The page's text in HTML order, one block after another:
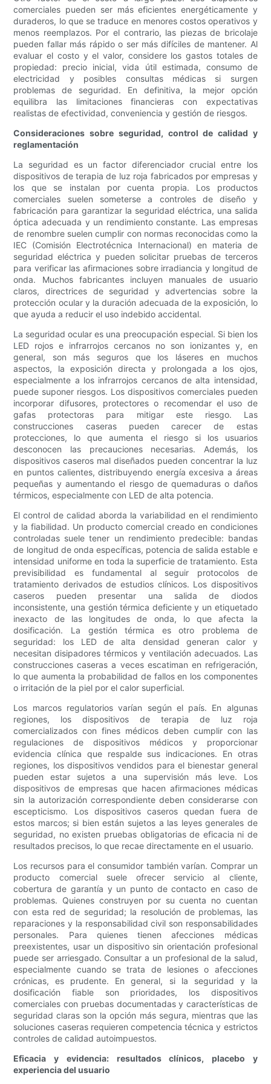
comerciales pueden ser más eficientes energéticamente y
duraderos, lo que se traduce en menores costos operativos y
menos reemplazos. Por el contrario, las piezas de bricolaje
pueden fallar más rápido o ser más difíciles de mantener. Al
evaluar el costo y el valor, considere los gastos totales de
propiedad: precio inicial, vida útil estimada, consumo de
electricidad y posibles consultas médicas si surgen
problemas de seguridad. En definitiva, la mejor opción
equilibra las limitaciones financieras con expectativas
realistas de efectividad, conveniencia y gestión de riesgos.
Consideraciones sobre seguridad, control de calidad y
reglamentación
La seguridad es un factor diferenciador crucial entre los
dispositivos de terapia de luz roja fabricados por empresas y
los que se instalan por cuenta propia. Los productos
comerciales suelen someterse a controles de diseño y
fabricación para garantizar la seguridad eléctrica, una salida
óptica adecuada y un rendimiento constante. Las empresas
de renombre suelen cumplir con normas reconocidas como la
IEC (Comisión Electrotécnica Internacional) en materia de
seguridad eléctrica y pueden solicitar pruebas de terceros
para verificar las afirmaciones sobre irradiancia y longitud de
onda. Muchos fabricantes incluyen manuales de usuario
claros, directrices de seguridad y advertencias sobre la
protección ocular y la duración adecuada de la exposición, lo
que ayuda a reducir el uso indebido accidental.
La seguridad ocular es una preocupación especial. Si bien los
LED rojos e infrarrojos cercanos no son ionizantes y, en
general, son más seguros que los láseres en muchos
aspectos, la exposición directa y prolongada a los ojos,
especialmente a los infrarrojos cercanos de alta intensidad,
puede suponer riesgos. Los dispositivos comerciales pueden
incorporar difusores, protectores o recomendar el uso de
gafas protectoras para mitigar este riesgo. Las
construcciones caseras pueden carecer de estas
protecciones, lo que aumenta el riesgo si los usuarios
desconocen las precauciones necesarias. Además, los
dispositivos caseros mal diseñados pueden concentrar la luz
en puntos calientes, distribuyendo energía excesiva a áreas
pequeñas y aumentando el riesgo de quemaduras o daños
térmicos, especialmente con LED de alta potencia.
El control de calidad aborda la variabilidad en el rendimiento
y la fiabilidad. Un producto comercial creado en condiciones
controladas suele tener un rendimiento predecible: bandas
de longitud de onda específicas, potencia de salida estable e
intensidad uniforme en toda la superficie de tratamiento. Esta
previsibilidad es fundamental al seguir protocolos de
tratamiento derivados de estudios clínicos. Los dispositivos
caseros pueden presentar una salida de diodos
inconsistente, una gestión térmica deficiente y un etiquetado
inexacto de las longitudes de onda, lo que afecta la
dosificación. La gestión térmica es otro problema de
seguridad: los LED de alta densidad generan calor y
necesitan disipadores térmicos y ventilación adecuados. Las
construcciones caseras a veces escatiman en refrigeración,
lo que aumenta la probabilidad de fallos en los componentes
o irritación de la piel por el calor superficial.
Los marcos regulatorios varían según el país. En algunas
regiones, los dispositivos de terapia de luz roja
comercializados con fines médicos deben cumplir con las
regulaciones de dispositivos médicos y proporcionar
evidencia clínica que respalde sus indicaciones. En otras
regiones, los dispositivos vendidos para el bienestar general
pueden estar sujetos a una supervisión más leve. Los
dispositivos de empresas que hacen afirmaciones médicas
sin la autorización correspondiente deben considerarse con
escepticismo. Los dispositivos caseros quedan fuera de
estos marcos; si bien están sujetos a las leyes generales de
seguridad, no existen pruebas obligatorias de eficacia ni de
resultados precisos, lo que recae directamente en el usuario.
Los recursos para el consumidor también varían. Comprar un
producto comercial suele ofrecer servicio al cliente,
cobertura de garantía y un punto de contacto en caso de
problemas. Quienes construyen por su cuenta no cuentan
con esta red de seguridad; la resolución de problemas, las
reparaciones y la responsabilidad civil son responsabilidades
personales. Para quienes tienen afecciones médicas
preexistentes, usar un dispositivo sin orientación profesional
puede ser arriesgado. Consultar a un profesional de la salud,
especialmente cuando se trata de lesiones o afecciones
crónicas, es prudente. En general, si la seguridad y la
dosificación fiable son prioridades, los dispositivos
comerciales con pruebas documentadas y características de
seguridad claras son la opción más segura, mientras que las
soluciones caseras requieren competencia técnica y estrictos
controles de calidad autoimpuestos.
Eficacia y evidencia: resultados clínicos, placebo y
experiencia del usuario